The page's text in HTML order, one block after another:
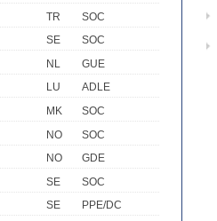
TR
SOC
SE
SOC
NL
GUE
LU
ADLE
MK
SOC
NO
SOC
NO
GDE
SE
SOC
SE
PPE/DC